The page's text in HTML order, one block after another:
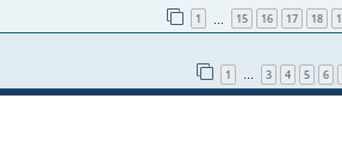
1 15 16 17 18
1 … 3 4 5 6